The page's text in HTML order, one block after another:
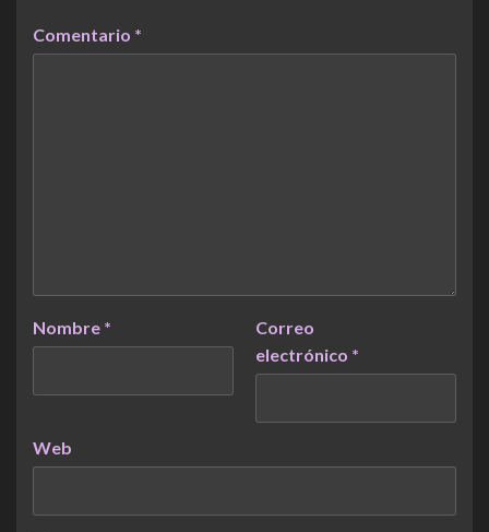
Comentario *
Nombre *
Correo
electrónico *
Web